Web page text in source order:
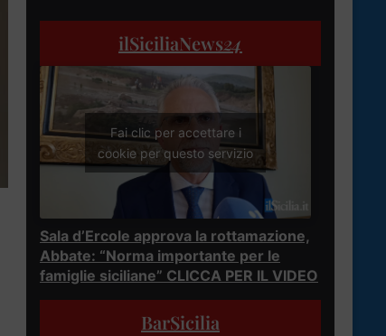
ilSiciliaNews24
Fai clic per accettare i
cookie per questo servizio
Sala d’Ercole approva la rottamazione,
Abbate: “Norma importante per le
famiglie siciliane” CLICCA PER IL VIDEO
BarSicilia